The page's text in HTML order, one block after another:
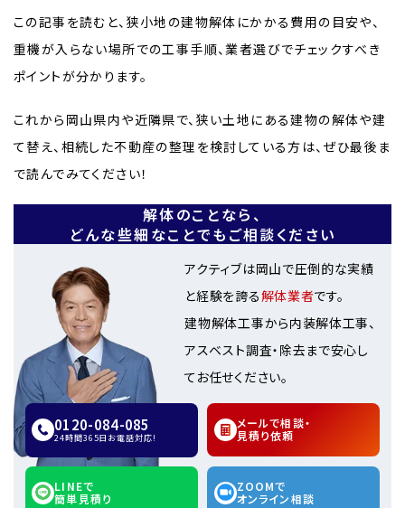
この記事を読むと、狭小地の建物解体にかかる費用の目安や、
重機が入らない場所での工事手順、業者選びでチェックすべき
ポイントが分かります。
これから岡山県内や近隣県で、狭い土地にある建物の解体や建
て替え、相続した不動産の整理を検討している方は、ぜひ最後ま
で読んでみてください！
解体のことなら、
どんな些細なことでもご相談ください
アクティブは岡山で圧倒的な実績
と経験を誇る解体業者です。
建物解体工事から内装解体工事、
アスベスト調査・除去まで安心し
てお任せください。
0120-084-085
24時間365日お電話対応!
メールで相談・
見積り依頼
LINEで
簡単見積り
ZOOMで
オンライン相談